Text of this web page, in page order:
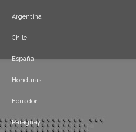
Argentina
Chile
España
Honduras
Ecuador
Paraguay